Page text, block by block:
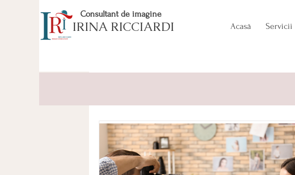
Consultant de imagine
IRINA RICCIARDI Acasă Servicii